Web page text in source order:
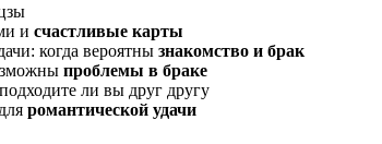
и счастливые карты
когда вероятны знакомство и брак
проблемы в браке
ли вы друг другу
романтической удачи